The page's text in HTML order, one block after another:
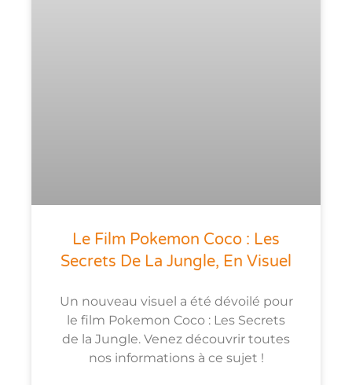
Le Film Pokemon Coco : Les
Secrets De La Jungle, En Visuel
Un nouveau visuel a été dévoilé pour
le film Pokemon Coco : Les Secrets
de la Jungle. Venez découvrir toutes
nos informations à ce sujet !